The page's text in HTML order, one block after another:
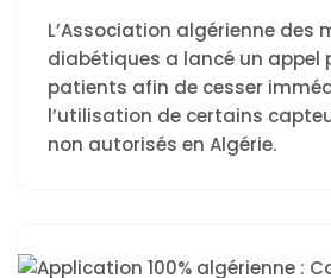
L’Association algérienne des
diabétiques a lancé un appel
patients afin de cesser
l’utilisation de certains
non autorisés en Algérie.